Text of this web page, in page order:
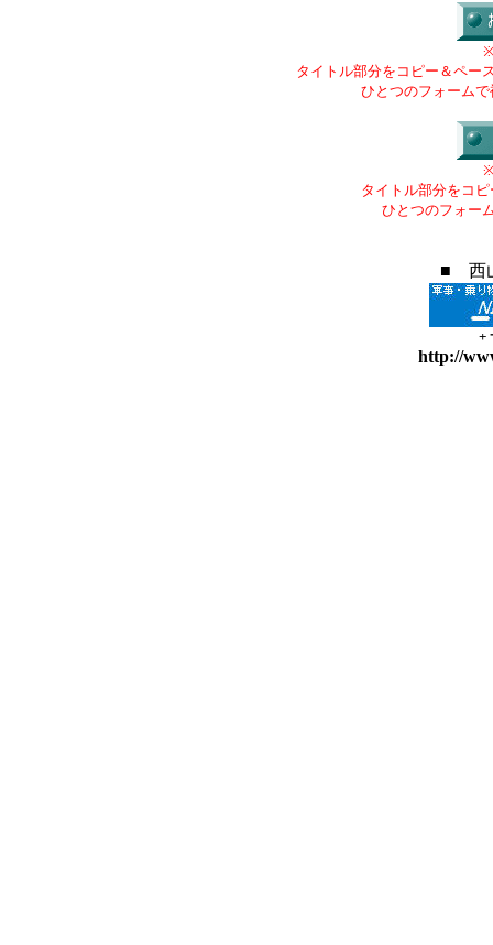
タイトル部分をコピー＆ペー
ひとつのフォーム
タイトル部分をコ
ひとつのフォー
■ 西
+
http://